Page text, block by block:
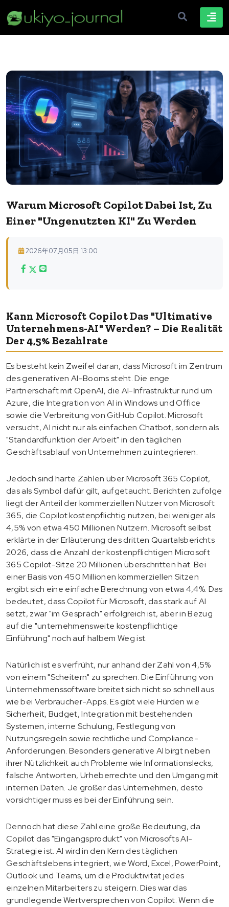
Warum Microsoft Copilot Dabei Ist, Zu
Einer "ungenutzten KI" Zu Werden
2026年07月05日 13:00
Kann Microsoft Copilot Das "ultimative
Unternehmens-AI" Werden? – Die Realität
Der 4,5% Bezahlrate
Es besteht kein Zweifel daran, dass Microsoft im Zentrum
des generativen AI-Booms steht. Die enge
Partnerschaft mit OpenAI, die AI-Infrastruktur rund um
Azure, die Integration von AI in Windows und Office
sowie die Verbreitung von GitHub Copilot. Microsoft
versucht, AI nicht nur als einfachen Chatbot, sondern als
"Standardfunktion der Arbeit" in den täglichen
Geschäftsablauf von Unternehmen zu integrieren.
Jedoch sind harte Zahlen über Microsoft 365 Copilot,
das als Symbol dafür gilt, aufgetaucht. Berichten zufolge
liegt der Anteil der kommerziellen Nutzer von Microsoft
365, die Copilot kostenpflichtig nutzen, bei weniger als
4,5% von etwa 450 Millionen Nutzern. Microsoft selbst
erklärte in der Erläuterung des dritten Quartalsberichts
2026, dass die Anzahl der kostenpflichtigen Microsoft
365 Copilot-Sitze 20 Millionen überschritten hat. Bei
einer Basis von 450 Millionen kommerziellen Sitzen
ergibt sich eine einfache Berechnung von etwa 4,4%. Das
bedeutet, dass Copilot für Microsoft, das stark auf AI
setzt, zwar "im Gespräch" erfolgreich ist, aber in Bezug
auf die "unternehmensweite kostenpflichtige
Einführung" noch auf halbem Weg ist.
Natürlich ist es verfrüht, nur anhand der Zahl von 4,5%
von einem "Scheitern" zu sprechen. Die Einführung von
Unternehmenssoftware breitet sich nicht so schnell aus
wie bei Verbraucher-Apps. Es gibt viele Hürden wie
Sicherheit, Budget, Integration mit bestehenden
Systemen, interne Schulung, Festlegung von
Nutzungsregeln sowie rechtliche und Compliance-
Anforderungen. Besonders generative AI birgt neben
ihrer Nützlichkeit auch Probleme wie Informationslecks,
falsche Antworten, Urheberrechte und den Umgang mit
internen Daten. Je größer das Unternehmen, desto
vorsichtiger muss es bei der Einführung sein.
Dennoch hat diese Zahl eine große Bedeutung, da
Copilot das "Eingangsprodukt" von Microsofts AI-
Strategie ist. AI wird in den Kern des täglichen
Geschäftslebens integriert, wie Word, Excel, PowerPoint,
Outlook und Teams, um die Produktivität jedes
einzelnen Mitarbeiters zu steigern. Dies war das
grundlegende Wertversprechen von Copilot. Wenn die